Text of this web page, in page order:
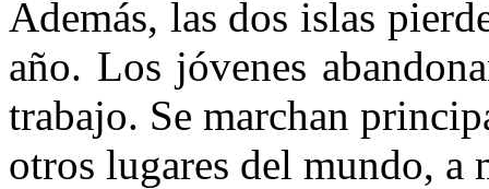
Además, las dos islas
año. Los jóvenes
trabajo. Se marchan
otros lugares del mundo, a